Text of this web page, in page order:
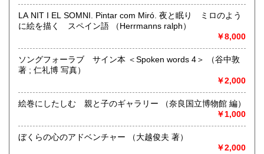
定休日：古本屋として店舗営業はしていません。
書籍の買取について
https://www.kuragebunko.com/
にお問合せ下さい。
哲学宗教、歴史、美術工芸、近代文献、趣味、古書一般（そ
の他）
LA NIT I EL SOMNI. Pintar com Miró. 夜と眠り ミロのよう
に絵を描く スペイン語 （Herrmanns ralph）
￥8,000
ソングフォーラブ サイン本 ＜Spoken words 4＞ （谷中敦
著 ; 仁礼博 写真）
￥2,000
絵巻にしたしむ 親と子のギャラリー （奈良国立博物館 編）
￥1,000
ぼくらの心のアドベンチャー （大越俊夫 著）
￥2,000